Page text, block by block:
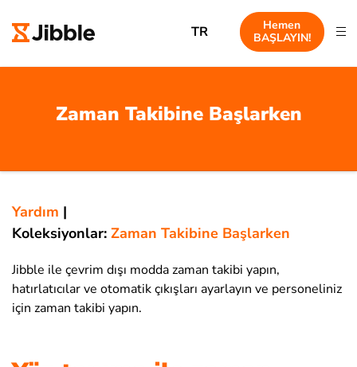
TR
Hemen
BAŞLAYIN!
Zaman Takibine Başlarken
Yardım |
Koleksiyonlar: Zaman Takibine Başlarken
Jibble ile çevrim dışı modda zaman takibi yapın,
hatırlatıcılar ve otomatik çıkışları ayarlayın ve personeliniz
için zaman takibi yapın.